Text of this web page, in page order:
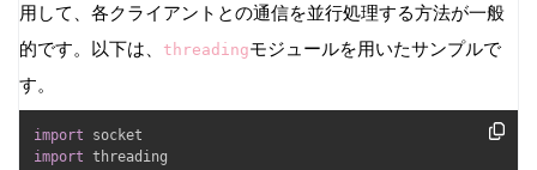
用して、各クライアントとの通信を並行処理する方法が一般
的です。以下は、
threadingモジュールを用いたサンプルで
す。
import
import threading